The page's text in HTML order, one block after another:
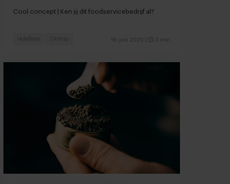
Cool concept | Ken jij dit foodservicebedrijf al?
16 juni 2025 3 min
Hotellerie Citytrip